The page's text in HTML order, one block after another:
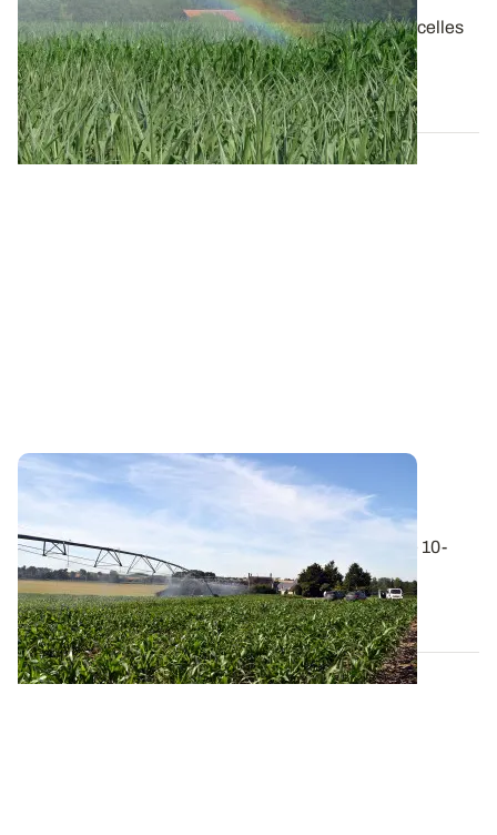
A la faveur de la vague de chaleur de fin mai, les parcelles
de maïs ont pris de l’avance...
06 JUIN 2026
Maïs : quand faut-il démarrer l’irrigation ?
En maïs, l’irrigation débute classiquement au stade 10-
12 feuilles. Si le déficit est...
29 MAI 2026